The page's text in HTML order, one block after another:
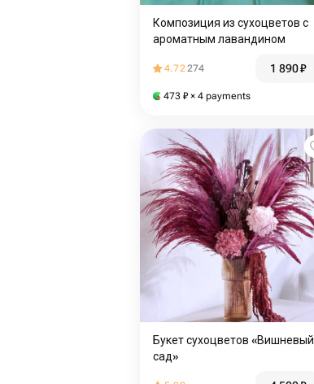
Композиция из сухоцветов с
ароматным лавандином
4.72274 1 890₽
473 ₽ × 4 payments
Букет сухоцветов «Вишневый
сад»